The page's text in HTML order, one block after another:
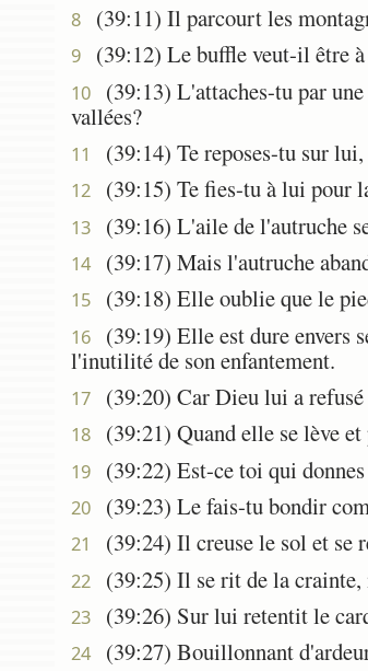
8 (39:11) Il parcourt les
9 (39:12) Le buffle veut-il être
10
(39:13) L'attaches-tu par
vallées?
11 (39:14) Te reposes-tu sur
12 (39:15) Te fies-tu à lui pour
13 (39:16) L'aile de l'autruche
14 (39:17) Mais l'autruche
15 (39:18) Elle oublie que le
16
(39:19) Elle est dure envers
l'inutilité de son enfantement.
17 (39:20) Car Dieu lui a
18 (39:21) Quand elle se lève
19 (39:22) Est-ce toi qui
20 (39:23) Le fais-tu bondir
21 (39:24) Il creuse le sol et se
22 (39:25) Il se rit de la crainte,
23 (39:26) Sur lui retentit le
24 (39:27) Bouillonnant